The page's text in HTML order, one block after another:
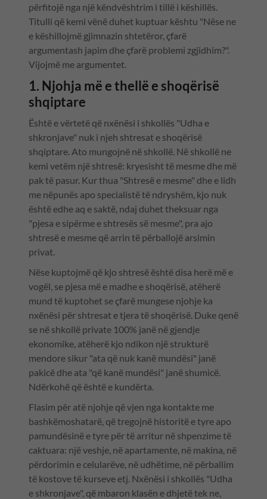
përfitojë nga një këndvështrim i tillë i këshillës.
Titulli që kemi vënë duhet kuptuar kështu "Nëse ne
e këshillojmë gjimnazin shtetëror, çfarë
argumentash japim dhe çfarë problemi zgjidhim?".
Vijojmë me argumentet.
1. Njohja më e thellë e shoqërisë
shqiptare
Është e vërtetë që nxënësi i shkollës "Udha e
shkronjave" nuk i njeh shtresat e shoqërisë
shqiptare. Ato mungojnë në shkollë. Në shkollë ne
kemi vetëm një shtresë: kryesisht të mesme dhe më
pak të pasur. Kur thua "Shtresë e mesme" dhe e lidh
me nëpunës apo specialistë të ndryshëm, kjo nuk
është edhe aq e saktë, ndaj duhet theksuar nga
"pjesa e sipërme e shtresës së mesme", pra ajo
shtresë e mesme që arrin të përballojë arsimin
privat.
Nëse kuptojmë që kjo shtresë është disa herë më e
vogël, se pjesa më e madhe e shoqërisë, atëherë
mund të kuptohet se çfarë mungese njohje ka
nxënësi për shtresat e tjera të shoqërisë. Duke qenë
se në shkollë private 100% janë në gjendje
ekonomike, atëherë kjo ndikon një strukturë
mendore sikur "ata që nuk kanë mundësi" janë
pakicë dhe ata "që kanë mundësi" janë shumicë.
Ndërkohë që është e kundërta.
Flasim për atë njohje që vjen nga kontakte me
bashkëmoshatarë, që tregojnë historitë e tyre apo
pamundësinë e tyre për të arritur në shpenzime të
caktuara: një veshje, në apartamente, në makina, në
përdorimin e celularëve, në udhëtime, në përballim
të kostove të kurseve etj. Nxënësi i shkollës "Udha
e shkronjave", që mbaron klasën e dhjetë tek ne,